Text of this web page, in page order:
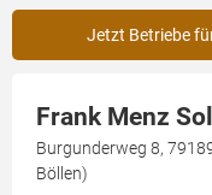
Jetzt Betriebe
Frank Menz
Burgunderweg 8,
Böllen)